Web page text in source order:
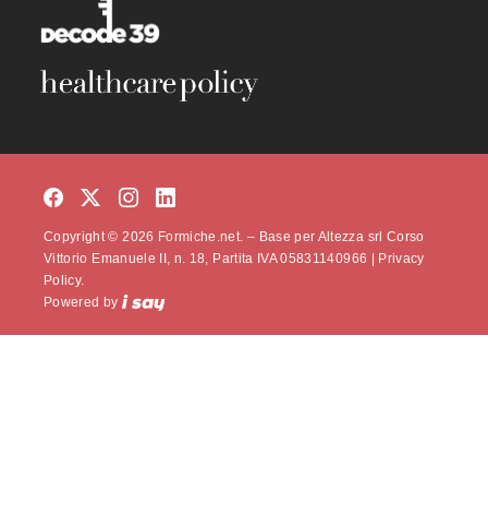
Copyright © 2026 Formiche.net. – Base per Altezza srl Corso
Vittorio Emanuele II, n. 18, Partita IVA 05831140966 | Privacy
Policy.
Powered by